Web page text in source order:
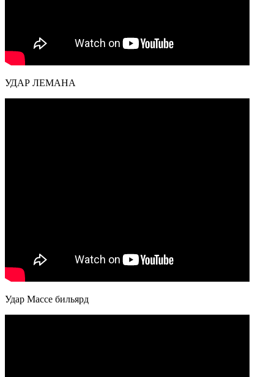
УДАР ЛЕМАНА
Удар Массе бильярд